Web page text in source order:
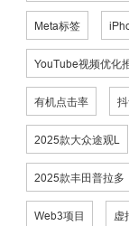
Meta标签
YouTube视频优化
有机点击率
2025款大众途观L
2025款丰田普拉多
Web3项目 虚